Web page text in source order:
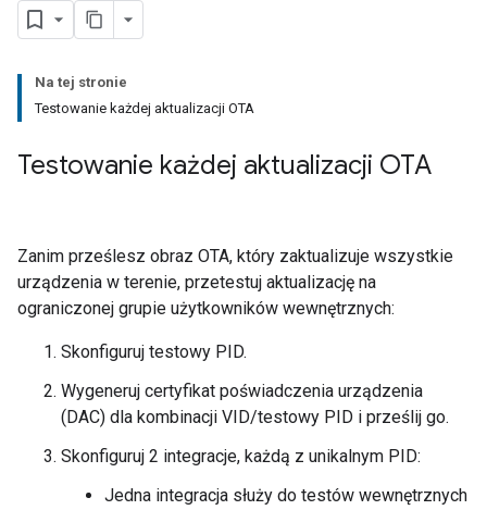
Na tej stronie
Testowanie każdej aktualizacji OTA
Testowanie każdej aktualizacji OTA
Zanim prześlesz obraz OTA, który zaktualizuje wszystkie
urządzenia w terenie, przetestuj aktualizację na
ograniczonej grupie użytkowników wewnętrznych:
Skonfiguruj testowy PID.
Wygeneruj certyfikat poświadczenia urządzenia
(DAC) dla kombinacji VID/testowy PID i prześlij go.
Skonfiguruj 2 integracje, każdą z unikalnym PID:
Jedna integracja służy do testów wewnętrznych